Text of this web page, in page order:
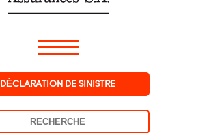
DÉCLARATION DE SINISTRE